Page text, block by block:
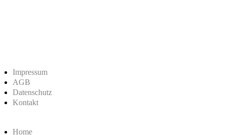
Impressum
AGB
Datenschutz
Kontakt
Home